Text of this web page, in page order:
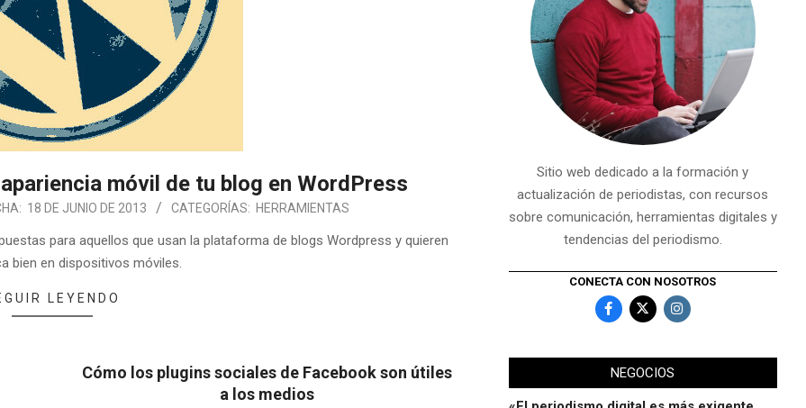
móvil de tu blog en WordPress
18 DE JUNIO DE 2013 CATEGORÍAS: HERRAMIENTAS
para aquellos que usan la plataforma de blogs Wordpress y quieren
bien en dispositivos móviles.
LEYENDO
Cómo los plugins sociales de Facebook son útiles
a los medios
Sitio web dedicado a la formación y
actualización de periodistas, con recursos
sobre comunicación, herramientas digitales y
tendencias del periodismo.
CONECTA CON NOSOTROS
NEGOCIOS